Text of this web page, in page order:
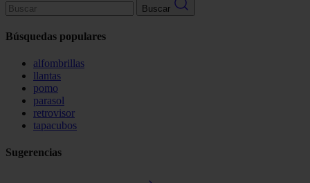
Buscar
Búsquedas populares
alfombrillas
llantas
pomo
parasol
retrovisor
tapacubos
Sugerencias